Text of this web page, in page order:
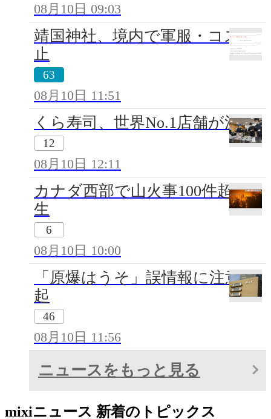
08月10日 09:03
靖国神社、境内で軍服・コス禁
止
63
08月10日 11:51
くら寿司、世界No.1店舗が決定
12
08月10日 12:11
カナダ西部で山火事100件超発
生
6
08月10日 10:00
「原爆はうそ」誤情報に注意喚
起
46
08月10日 11:56
ニュースをもっと見る
mixiニュース 新着のトピックス